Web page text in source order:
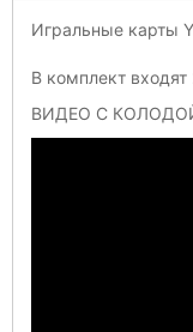
Игральные карты
В комплект
ВИДЕО С